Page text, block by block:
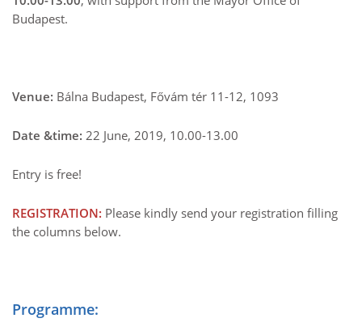
Budapest.
Venue: Bálna Budapest, Fővám tér 11-12, 1093
Date &time: 22 June, 2019, 10.00-13.00
Entry is free!
REGISTRATION: Please kindly send your registration filling
the columns below.
Programme: